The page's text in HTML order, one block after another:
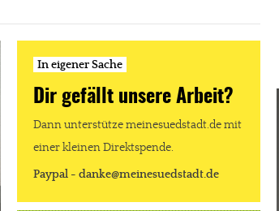
In eigener Sache
Dir gefällt unsere Arbeit?
Dann unterstütze meinesuedstadt.de mit
einer kleinen Direktspende.
Paypal - danke@meinesuedstadt.de